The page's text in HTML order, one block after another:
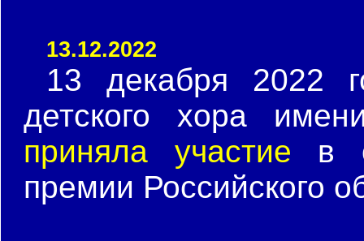
13.12.2022
13 декабря 2022
детского хора
приняла участие в
премии Российского